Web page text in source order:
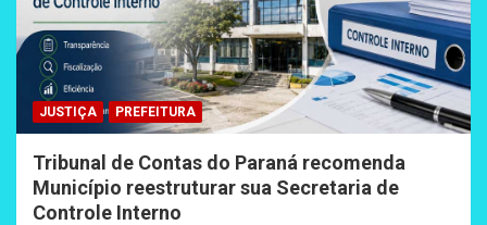
JUSTIÇA PREFEITURA
Tribunal de Contas do Paraná recomenda
Município reestruturar sua Secretaria de
Controle Interno